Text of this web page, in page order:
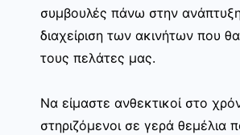
συμβουλές πάνω στην
διαχείριση των ακινήτων που
τους πελάτες μας.
Να είμαστε ανθεκτικοί στο
στηριζόμενοι σε γερά θεμέλια